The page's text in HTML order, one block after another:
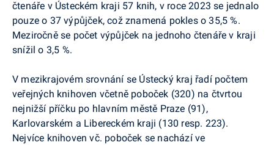
čtenáře v Ústeckém kraji 57 knih, v roce 2023 se jednalo
pouze o 37 výpůjček, což znamená pokles o 35,5 %.
Meziročně se počet výpůjček na jednoho čtenáře v kraji
snížil o 3,5 %.
V mezikrajovém srovnání se Ústecký kraj řadí počtem
veřejných knihoven včetně poboček (320) na čtvrtou
nejnižší příčku po hlavním městě Praze (91),
Karlovarském a Libereckém kraji (130 resp. 223).
Nejvíce knihoven vč. poboček se nachází ve